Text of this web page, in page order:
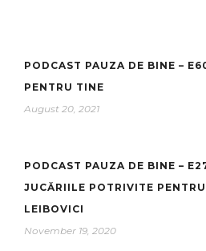
PODCAST PAUZA DE BINE –
PENTRU TINE
August 20, 2021
PODCAST PAUZA DE BINE –
JUCĂRIILE POTRIVITE
LEIBOVICI
November 19, 2020